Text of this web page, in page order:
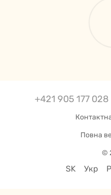
+421 905 177 028
Повна
©
SK Укр